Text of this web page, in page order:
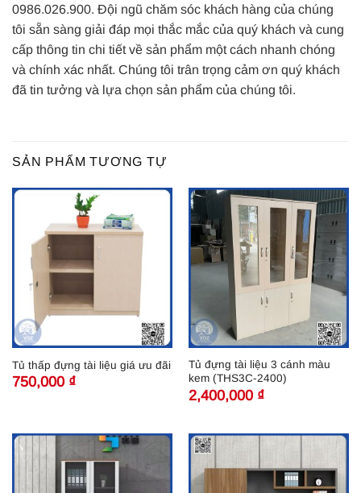
0986.026.900. Đội ngũ chăm sóc khách hàng của chúng
tôi sẵn sàng giải đáp mọi thắc mắc của quý khách và cung
cấp thông tin chi tiết về sản phẩm một cách nhanh chóng
và chính xác nhất. Chúng tôi trân trọng cảm ơn quý khách
đã tin tưởng và lựa chọn sản phẩm của chúng tôi.
SẢN PHẨM TƯƠNG TỰ
Tủ thấp đựng tài liệu giá ưu đãi
750,000 ₫
Tủ đựng tài liệu 3 cánh màu
kem (THS3C-2400)
2,400,000 ₫